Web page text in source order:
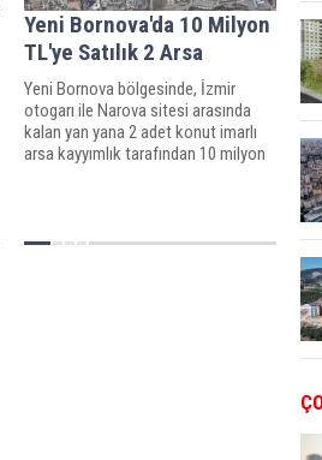
Yeni Bornova'da 10 Milyon
TL'ye Satılık 2 Arsa
Yeni Bornova bölgesinde, İzmir
otogarı ile Narova sitesi arasında
kalan yan yana 2 adet konut imarlı
arsa kayyımlık tarafından 10 milyon